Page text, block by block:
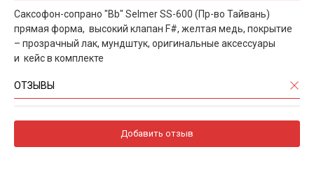
Саксофон-сопрано "Bb" Selmer SS-600 (Пр-во Тайвань)
прямая форма, высокий клапан F#, желтая медь, покрытие
– прозрачный лак, мундштук, оригинальные аксессуары
и кейс в комплекте
ОТЗЫВЫ
Добавить отзыв